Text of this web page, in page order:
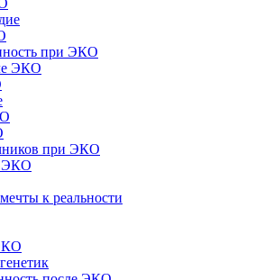
при ЭКО
ЭКО
при ЭКО
ЭКО
к реальности